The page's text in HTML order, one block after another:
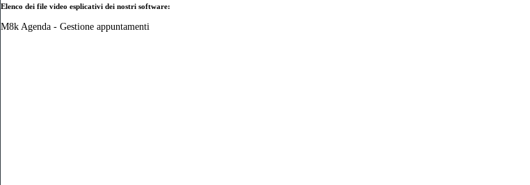
Elenco dei file video esplicativi dei nostri software:
M8k Agenda - Gestione appuntamenti